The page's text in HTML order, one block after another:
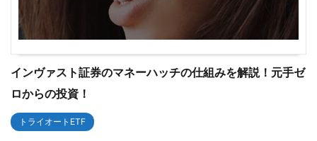
インヴァスト証券のマネーハッチの仕組みを解説！元手ゼ
ロからの投資！
トライオートETF